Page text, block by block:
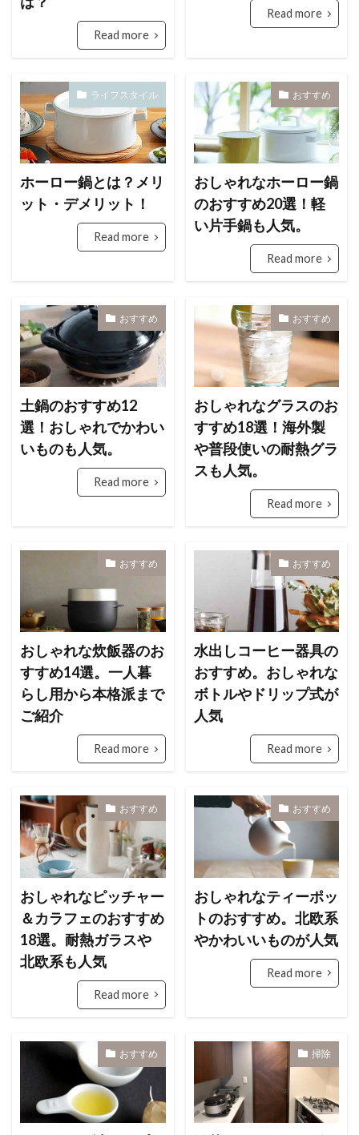
Read more
Read more
ライフスタイル
ホーロー鍋とは？メリ
ット・デメリット！
Read more
おすすめ
おしゃれなホーロー鍋
のおすすめ20選！軽
い片手鍋も人気。
Read more
おすすめ
土鍋のおすすめ12
選！おしゃれでかわい
いものも人気。
Read more
おすすめ
おしゃれなグラスのお
すすめ18選！海外製
や普段使いの耐熱グラ
スも人気。
Read more
おすすめ
おしゃれな炊飯器のお
すすめ14選。一人暮
らし用から本格派まで
ご紹介
Read more
おすすめ
水出しコーヒー器具の
おすすめ。おしゃれな
ボトルやドリップ式が
人気
Read more
おすすめ
おしゃれなピッチャー
＆カラフェのおすすめ
18選。耐熱ガラスや
北欧系も人気
Read more
おすすめ
おしゃれなティーポッ
トのおすすめ。北欧系
やかわいいものが人気
Read more
おすすめ 掃除